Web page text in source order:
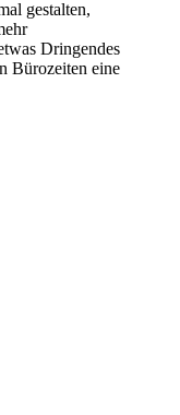
gestalten,
Dringendes
Bürozeiten eine